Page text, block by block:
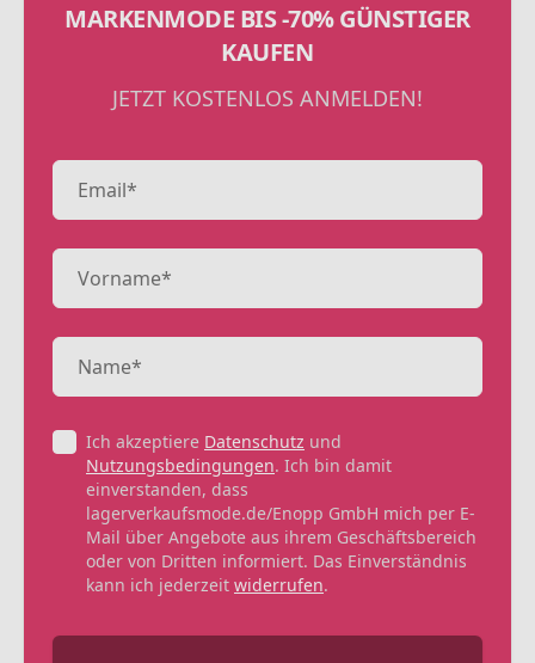
MARKENMODE BIS -70% GÜNSTIGER
KAUFEN
JETZT KOSTENLOS ANMELDEN!
Ich akzeptiere Datenschutz und
Nutzungsbedingungen. Ich bin damit
einverstanden, dass
lagerverkaufsmode.de/Enopp GmbH mich per E-
Mail über Angebote aus ihrem Geschäftsbereich
oder von Dritten informiert. Das Einverständnis
kann ich jederzeit widerrufen.